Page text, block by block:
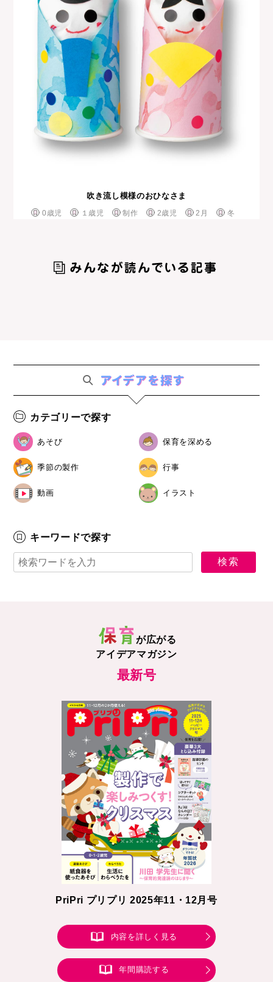
吹き流し模様のおひなさま
0歳児 １歳児 制作 2歳児 2月 冬
カテゴリーで探す
あそび 保育を深める
季節の製作 行事
動画 イラスト
キーワードで探す
が広がる
アイデアマガジン
最新号
PriPri プリプリ 2025年11・12月号
内容を詳しく見る
年間購読する